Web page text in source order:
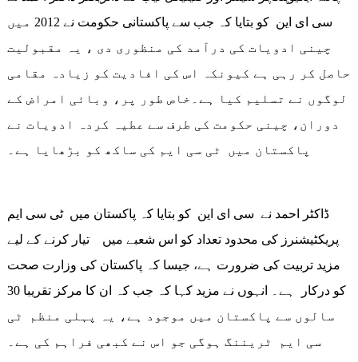
سی ای این کو بتایا کہ جب سے پاکستانی حکومت نے 2012 میں
چینی ادویات کی درآمد کی منظوری دی ، یہ مقبولیت
حاصل کر رہی ہے کیونکہ اس کی افادیت کو زیادہ مقامی
لوگوں نے تسلیم کیا ہے۔خاص طور پر، وبائی امراض کے
دوران، چینی حکومت کی طرف سے عطیہ کردہ ادویات نے
پاکستان میں ٹی سی ایم کی ساکھ کو بڑھایا ہے۔
ڈاکٹر احمد نے سی ای این کو بتایا کہ پاکستان میں ٹی سی ایم
پریکٹیشنرز کی محدود تعداد کو اس شعبے میں تیار کرنے کے لیے
مزید تربیت کی ضرورت ہے، جیسا کہ پاکستان کی وزارت صحت
کو درکار ہے۔ انہوں نے مزید کہا کہ جب کہ ان کا مرکز تقریبا 30
سالوں سے پاکستان میں موجود ہے، یہ پہلی منظم ٹی
سی ایم ٹریننگ ہوگی جو اس نے کبھی فراہم کی ہے۔